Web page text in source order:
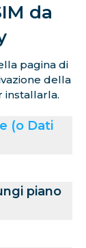
da
pagina di
della
installarla.
(o Dati
piano